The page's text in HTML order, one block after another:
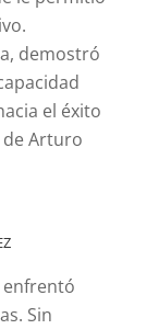
demostró
el éxito
Arturo
enfrentó
Sin